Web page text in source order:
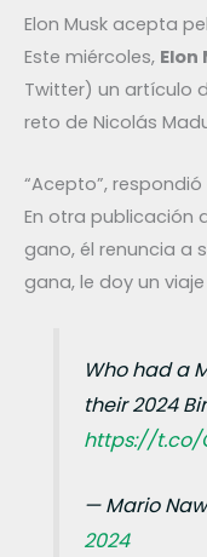
Elon Musk acepta
Este miércoles, Elon
Twitter) un artículo
reto de Nicolás
“Acepto”,
En otra publicación
gano, él renuncia a
gana, le doy un
Who had a
their 2024
https://t.co/
— Mario
2024